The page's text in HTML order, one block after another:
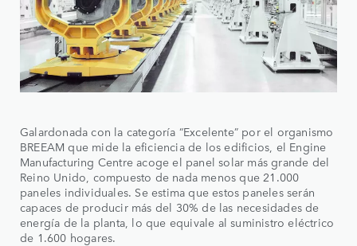
Galardonada con la categoría “Excelente” por el organismo
BREEAM que mide la eficiencia de los edificios, el Engine
Manufacturing Centre acoge el panel solar más grande del
Reino Unido, compuesto de nada menos que 21.000
paneles individuales. Se estima que estos paneles serán
capaces de producir más del 30% de las necesidades de
energía de la planta, lo que equivale al suministro eléctrico
de 1.600 hogares.